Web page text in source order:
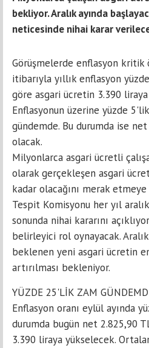
bekliyor. Aralık ayında
neticesinde nihai karar
Görüşmelerde enflasyon kritik
itibarıyla yıllık enflasyon
göre asgari ücretin 3.390
Enflasyonun üzerine yüzde
gündemde. Bu durumda ise
olacak.
Milyonlarca asgari ücretli
olarak gerçekleşen asgari
kadar olacağını merak
Tespit Komisyonu her yıl
sonunda nihai kararını
belirleyici rol oynayacak. Aralık
beklenen yeni asgari ücretin
artırılması bekleniyor.
YÜZDE 25'LİK ZAM
Enflasyon oranı eylül ayında
durumda bugün net 2.825,90
3.390 liraya yükselecek.